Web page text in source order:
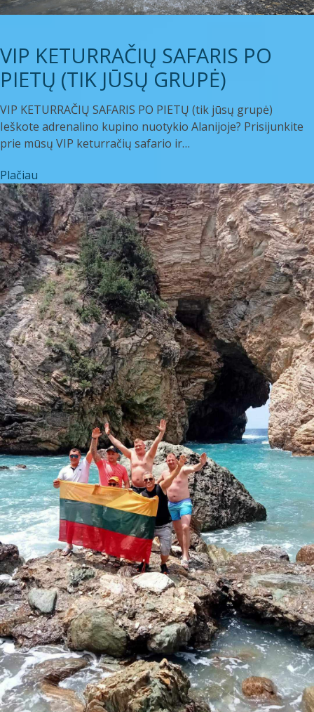
VIP KETURRAČIŲ SAFARIS PO
PIETŲ (TIK JŪSŲ GRUPĖ)
VIP KETURRAČIŲ SAFARIS PO PIETŲ (tik jūsų grupė)
Ieškote adrenalino kupino nuotykio Alanijoje? Prisijunkite
prie mūsų VIP keturračių safario ir…
Plačiau